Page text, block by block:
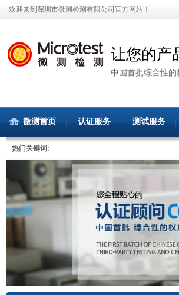
欢迎来到深圳市微测检测有限公司官方网站！
让您的产
中国首批综合性
微测首页 认证服务 测试服务
热门关键词: